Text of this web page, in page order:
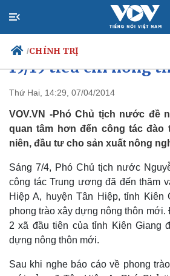
/CHÍNH TRỊ
Chính trị
Đảng
Tổ chức nhân sự
Nhận diện sự thật
Xã hội
Tin
Dự
Dấu
Việc
Biển
Phó Chủ tịch nước
19/19 tiêu chí nông
Thứ Hai, 14:29, 07/04/2014
VOV.VN -Phó Chủ tịch nước đề
quan tâm hơn đến công tác đào
niên, đầu tư cho sản xuất nông
Sáng 7/4, Phó Chủ tịch nước
công tác Trung ương đã đến thăm
Hiệp A, huyện Tân Hiệp, tỉnh Kiên
phong trào xây dựng nông thôn mới.
2 xã đầu tiên của tỉnh Kiên Giang
dựng nông thôn mới.
Sau khi nghe báo cáo về phong